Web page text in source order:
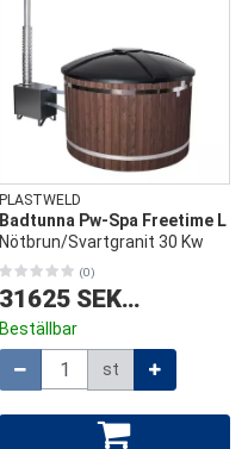
PLASTWELD
Badtunna Pw-Spa Freetime L
Nötbrun/Svartgranit 30 Kw
(0)
31625 SEK
/
Beställbar
st